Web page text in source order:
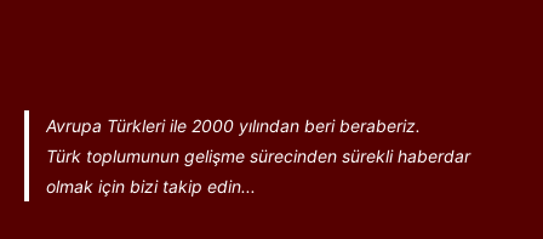
Avrupa Türkleri ile 2000 yılından beri beraberiz.
Türk toplumunun gelişme sürecinden sürekli haberdar
olmak için bizi takip edin...